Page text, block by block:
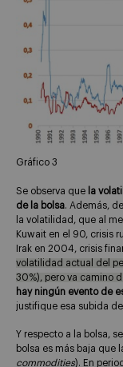
Gráfico 3
Se observa que la
de la bolsa. Además,
la volatilidad, que al
Kuwait en el 90, crisis
Irak en 2004, crisis
volatilidad actual del
30%), pero va camino
hay ningún evento de
justifique esa subida
Y respecto a la bolsa,
bolsa es más baja que
commodities). En